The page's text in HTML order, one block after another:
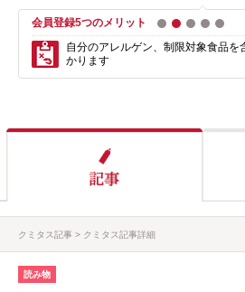
会員登録5つのメリット 1 2 3 4
自分のアレルゲン、制限対象食品を
かります
クミタス記事 クミタス記事詳細
読み物